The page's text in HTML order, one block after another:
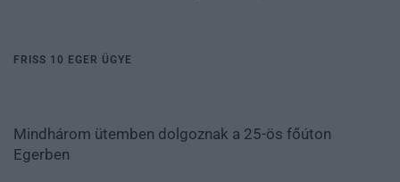
FRISS 10 EGER ÜGYE
Mindhárom ütemben dolgoznak a 25-ös főúton
Egerben